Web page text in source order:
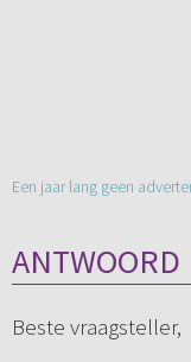
Een jaar lang geen
ANTWOORD
Beste vraagsteller,